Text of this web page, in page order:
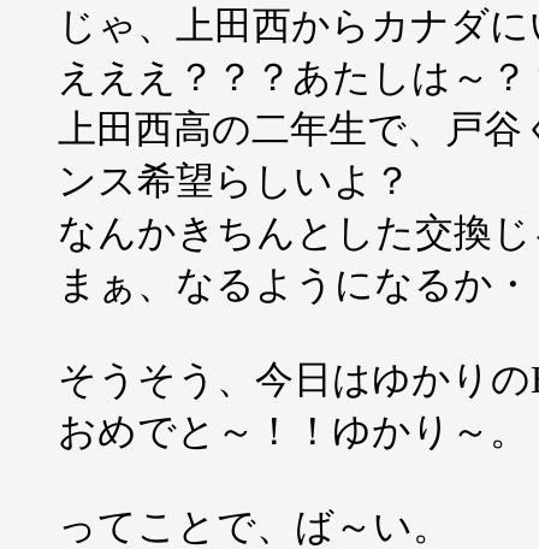
じゃ、上田西からカナダ
えええ？？？あたしは～
上田西高の二年生で、戸
ンス希望らしいよ？
なんかきちんとした交換
まぁ、なるようになるか
そうそう、今日はゆかり
おめでと～！！ゆかり～。
ってことで、ば～い。